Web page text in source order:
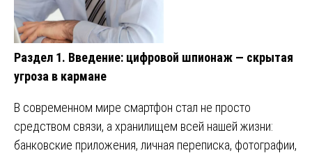
Раздел 1. Введение: цифровой шпионаж — скрытая
угроза в кармане
В современном мире смартфон стал не просто
средством связи, а хранилищем всей нашей жизни:
банковские приложения, личная переписка, фотографии,